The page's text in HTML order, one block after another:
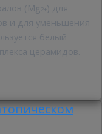
(Mg2+ ) для
и для уменьшения
белый
церамидов.